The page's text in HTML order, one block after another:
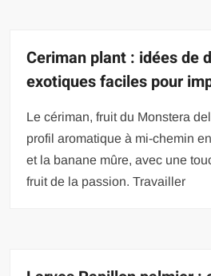
Ceriman plant : idées de
exotiques faciles pour
Le cériman, fruit du Monstera
profil aromatique à mi-chemin
et la banane mûre, avec une
fruit de la passion. Travailler